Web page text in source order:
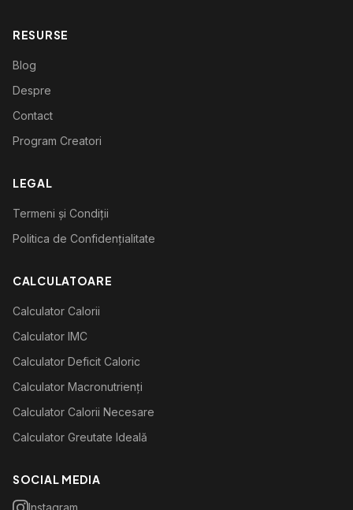
RESURSE
Blog
Despre
Contact
Program Creatori
LEGAL
Termeni și Condiții
Politica de Confidențialitate
CALCULATOARE
Calculator Calorii
Calculator IMC
Calculator Deficit Caloric
Calculator Macronutrienți
Calculator Calorii Necesare
Calculator Greutate Ideală
SOCIAL MEDIA
Instagram